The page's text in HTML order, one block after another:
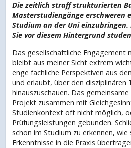
Die zeitlich straff strukturierten
Masterstudiengänge erschweren
Studium an der Uni
Sie vor diesem Hintergrund
Das gesellschaftliche Engagement
bleibt aus meiner Sicht extrem
enge fachliche Perspektiven aus
und erlaubt, über den disziplinären
hinauszuschauen. Das
Projekt zusammen mit
Studienkontext oft nicht möglich,
Prüfungsleistungen gebunden.
schon im Studium zu erkennen, wie
Erkenntnisse in die Praxis